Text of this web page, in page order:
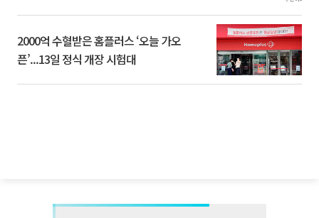
2000억 수혈받은 홈플러스 ‘오늘 가오
픈’...13일 정식 개장 시험대